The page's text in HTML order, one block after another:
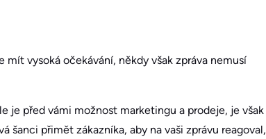
vysoká očekávání, někdy však zpráva nemusí
je před vámi možnost marketingu a prodeje, je však
šanci přimět zákazníka, aby na vaši zprávu reagoval,